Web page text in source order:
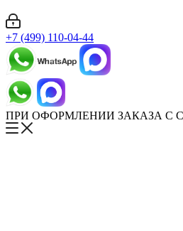
+7 (499) 110-04-44
ПРИ ОФОРМЛЕНИИ ЗАКАЗА С